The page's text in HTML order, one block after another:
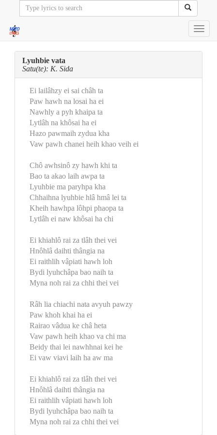
Lyuhbie vata
Satu(te): K. Sida
Ei lailâhzy ei sai châh ta
Paw hawh na losai ha ei
Nawhly a pyh khaipa ta
Lytlâh na khôsai ha ei
Hazo pawmaih zydua kha
Vaw pawh chanei heih khao veih ei
Chô awhsinô zy hawh khi ta
Bao ta akao laih awpa ta
Lyuhbie ma paryhpa kha
Chhaihna lyuhbie hlâ hmâ lei ta
Kheih hawhpa lôhpi phaopa ta
Lytlâh ei naw khôsai ha chi
Ei khiahlô rai za tlâh thei vei
Hnôhlâ daihti thângia na
Ei raithlih vâpiati hawh loh
Bydi lyuhchâpa bao naih ta
Myna noh rai za chhi thei vei
Râh lia chiachi nata avyuh pawzy
Paw khoh khai ha ei
Rairao vâdua ke châ heta
Vaw pawh heih khao va chi ma
Beidy thai lei nawhhnai kei he
Ei vaw viavi laih ha aw ma
Ei khiahlô rai za tlâh thei vei
Hnôhlâ daihti thângia na
Ei raithlih vâpiati hawh loh
Bydi lyuhchâpa bao naih ta
Myna noh rai za chhi thei vei